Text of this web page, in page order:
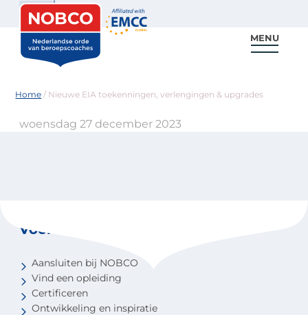
Zoeken
MENU
Home / Nieuwe EIA toekenningen, verlengingen & upgrades
woensdag 27 december 2023
Voor coaches
Aansluiten bij NOBCO
Vind een opleiding
Certificeren
Ontwikkeling en inspiratie